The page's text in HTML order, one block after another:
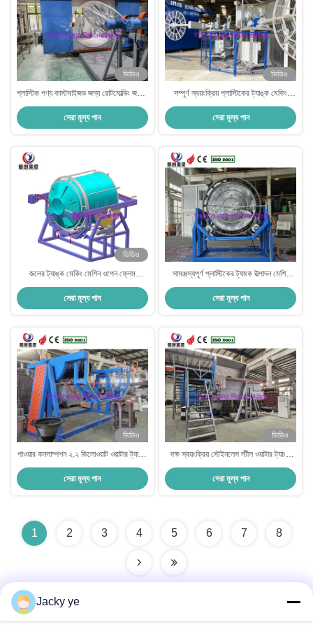
ভিডিও
প্লাস্টিক পণ্য কাস্টমাইজড জন্য রোটমোল্ডিং জলের
ট্যাঙ্ক মেকিং মেশিন
সেরা মূল্য পান
ভিডিও
সম্পূর্ণ স্বয়ংক্রিয় প্লাস্টিকের ট্যাঙ্ক মেকিং
মেশিন রটমোল্ডিং .ালাই সহায়ক ary
সেরা মূল্য পান
ভিডিও
জলের ট্যাঙ্ক মেকিং মেশিন ওপেন ফ্লেম
5000L, ফ্লেম ফায়ার সুইং রোলিং মেশিন
সেরা মূল্য পান
সামঞ্জস্যপূর্ণ প্লাস্টিকের ট্যাংক উত্পাদন মেশিন
স্বয়ংক্রিয় অপারেশন মোড 0.6-0.8MPa বায়ু
চাপ
সেরা মূল্য পান
ভিডিও
পাওয়ার কনসাম্পশন ২.২ কিলোওয়াট ওয়াটার ট্যাঙ্ক
তৈরির মেশিন, ওয়েল্ডিং প্রস্থ ৫-২০মিমি, মেটাল
ট্যাঙ্ক উৎপাদনের জন্য পাইপ ফ্লেয়ারিং মেশিন
নামেও পরিচিত
সেরা মূল্য পান
ভিডিও
দক্ষ স্বয়ংক্রিয় স্টেইনলেস স্টীল ওয়াটার ট্যাংক
তৈরীর মেশিন
সেরা মূল্য পান
1 2 3 4 5 6 7 8
Jacky ye